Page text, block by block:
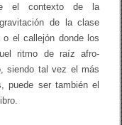
el contexto de la
de la clase
el callejón donde los
ritmo de raíz afro-
siendo tal vez el más
puede ser también el